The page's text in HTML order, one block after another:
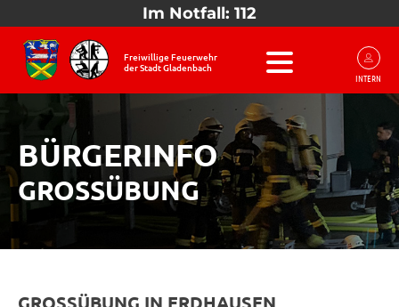
Im Notfall: 112
Freiwillige Feuerwehr
der Stadt Gladenbach
INTERN
BÜRGERINFO
GROSSÜBUNG